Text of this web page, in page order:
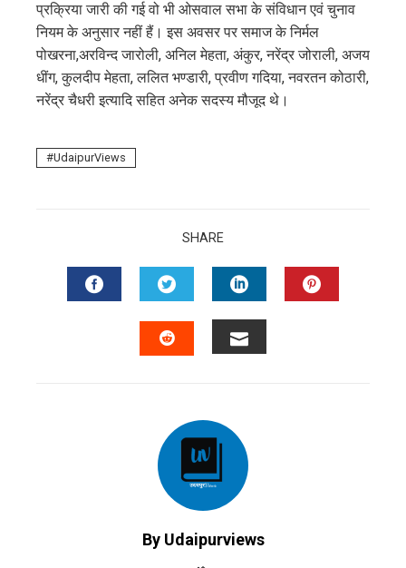
प्रक्रिया जारी की गई वो भी ओसवाल सभा के संविधान एवं चुनाव
नियम के अनुसार नहीं हैं। इस अवसर पर समाज के निर्मल
पोखरना,अरविन्द जारोली, अनिल मेहता, अंकुर, नरेंद्र जोराली, अजय
धींग, कुलदीप मेहता, ललित भण्डारी, प्रवीण गदिया, नवरतन कोठारी,
नरेंद्र चैधरी इत्यादि सहित अनेक सदस्य मौजूद थे।
UdaipurViews
SHARE
FACEBOOKTWITTERLINKEDIN
By Udaipurviews